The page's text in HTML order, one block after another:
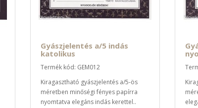
Gyászjelentés a/5 indás
katolikus
Termék kód: GEM012
Kiragasztható gyászjelentés a/5-ös
méretben minőségi fényes papírra
nyomtatva elegáns indás kerettel..